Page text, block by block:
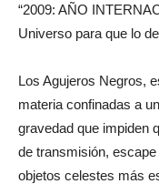
“2009: AÑO
Universo para que lo
Los Agujeros Negros,
materia confinadas a
gravedad que impiden
de transmisión,
objetos celestes más